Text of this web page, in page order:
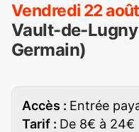
Vendredi 22
Vault-de-
Germain)
Accès : Entrée
Tarif : De 8€ à 24€